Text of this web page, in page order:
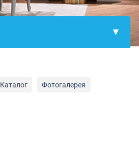
Каталог Фотогалерея